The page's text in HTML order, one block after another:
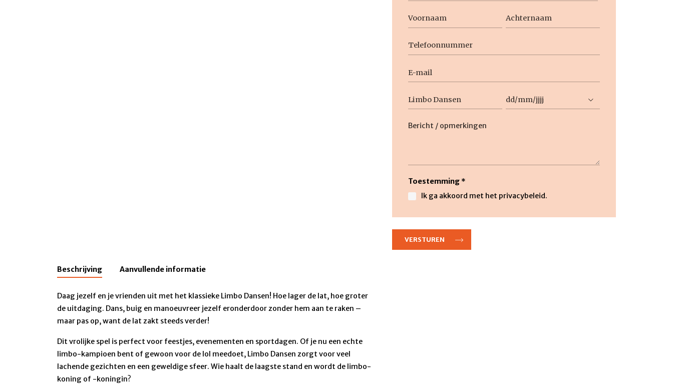
Naam
Telefoon
mail
Geen
titel
Datum
DD
Beschrijving
Toestemming *
Ik ga akkoord met het privacybeleid.
Beschrijving Aanvullende informatie
Daag jezelf en je vrienden uit met het klassieke Limbo Dansen! Hoe lager de lat, hoe groter
de uitdaging. Dans, buig en manoeuvreer jezelf eronderdoor zonder hem aan te raken –
maar pas op, want de lat zakt steeds verder!
Dit vrolijke spel is perfect voor feestjes, evenementen en sportdagen. Of je nu een echte
limbo-kampioen bent of gewoon voor de lol meedoet, Limbo Dansen zorgt voor veel
lachende gezichten en een geweldige sfeer. Wie haalt de laagste stand en wordt de limbo-
koning of -koningin?